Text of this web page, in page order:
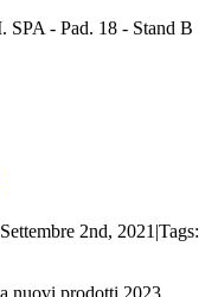
- Pad. 18 - Stand B
Settembre 2nd, 2021 |Tags:
nuovi prodotti 2023